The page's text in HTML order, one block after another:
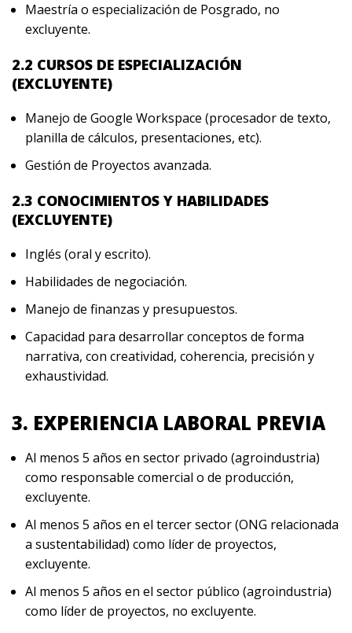
Maestría o especialización de Posgrado, no
excluyente.
2.2 CURSOS DE ESPECIALIZACIÓN
(EXCLUYENTE)
Manejo de Google Workspace (procesador de texto,
planilla de cálculos, presentaciones, etc).
Gestión de Proyectos avanzada.
2.3 CONOCIMIENTOS Y HABILIDADES
(EXCLUYENTE)
Inglés (oral y escrito).
Habilidades de negociación.
Manejo de finanzas y presupuestos.
Capacidad para desarrollar conceptos de forma
narrativa, con creatividad, coherencia, precisión y
exhaustividad.
3. EXPERIENCIA LABORAL PREVIA
Al menos 5 años en sector privado (agroindustria)
como responsable comercial o de producción,
excluyente.
Al menos 5 años en el tercer sector (ONG relacionada
a sustentabilidad) como líder de proyectos,
excluyente.
Al menos 5 años en el sector público (agroindustria)
como líder de proyectos, no excluyente.